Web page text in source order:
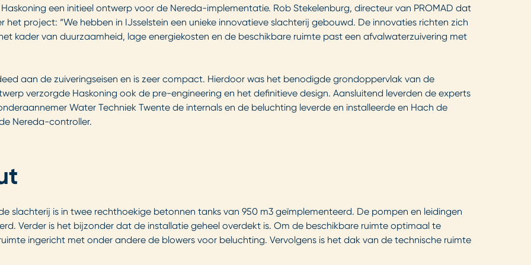
een initieel ontwerp voor de Nereda-implementatie. Rob Stekelenburg, directeur van PROMAD dat
project: “We hebben in IJsselstein een unieke innovatieve slachterij gebouwd. De innovaties richten zich
kader van duurzaamheid, lage energiekosten en de beschikbare ruimte past een afvalwaterzuivering met
aan de zuiveringseisen en is zeer compact. Hierdoor was het benodigde grondoppervlak van de
verzorgde Haskoning ook de pre-engineering en het definitieve design. Aansluitend leverden de experts
Water Techniek Twente de internals en de beluchting leverde en installeerde en Hach de
Nereda-controller.
slachterij is in twee rechthoekige betonnen tanks van 950 m3 geïmplementeerd. De pompen en leidingen
Verder is het bijzonder dat de installatie geheel overdekt is. Om de beschikbare ruimte optimaal te
ingericht met onder andere de blowers voor beluchting. Vervolgens is het dak van de technische ruimte